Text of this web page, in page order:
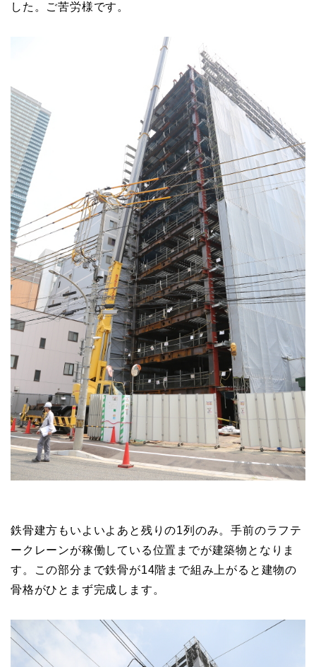
した。ご苦労様です。
鉄骨建方もいよいよあと残りの1列のみ。手前のラフテ
ークレーンが稼働している位置までが建築物となりま
す。この部分まで鉄骨が14階まで組み上がると建物の
骨格がひとまず完成します。